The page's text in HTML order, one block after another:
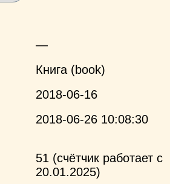
—
Книга (book)
2018-06-16
2018-06-26 10:08:30
51 (счётчик работает с
20.01.2025)